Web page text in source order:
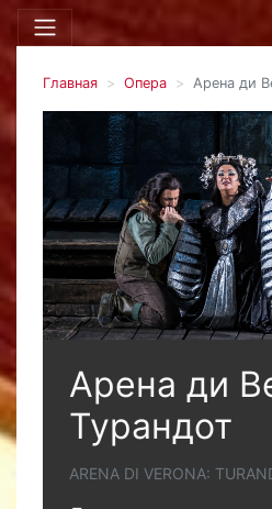
Главная Опера Арена ди
Арена ди
Турандот
ARENA DI VERONA: